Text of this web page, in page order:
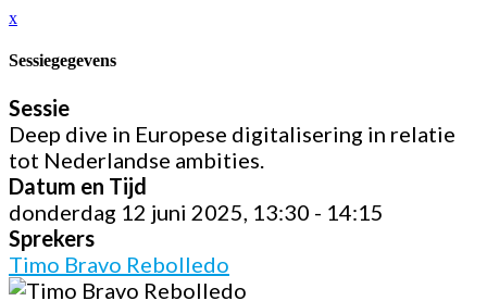
x
Sessiegegevens
Sessie
Deep dive in Europese digitalisering in relatie
tot Nederlandse ambities.
Datum en Tijd
donderdag 12 juni 2025, 13:30 - 14:15
Sprekers
Timo Bravo Rebolledo